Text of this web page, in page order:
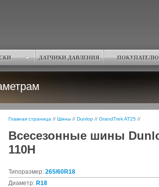
ДАТЧИКИ ДАВЛЕНИЯ ПОКУПАТЕЛЮ
Главная страница // Шины // Dunlop // GrandTrek AT25 //
Всесезонные шины
110H
Типоразмер: 265/60R18
Диаметр: R18